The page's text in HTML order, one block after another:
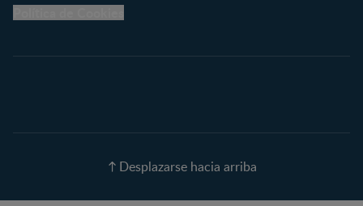
Calculadora de color de
Desplazarse hacia arriba